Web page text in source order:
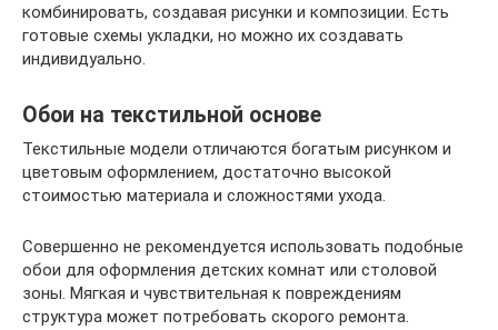
комбинировать, создавая рисунки и композиции. Есть
готовые схемы укладки, но можно их создавать
индивидуально.
Обои на текстильной основе
Текстильные модели отличаются богатым рисунком и
цветовым оформлением, достаточно высокой
стоимостью материала и сложностями ухода.
Совершенно не рекомендуется использовать подобные
обои для оформления детских комнат или столовой
зоны. Мягкая и чувствительная к повреждениям
структура может потребовать скорого ремонта.